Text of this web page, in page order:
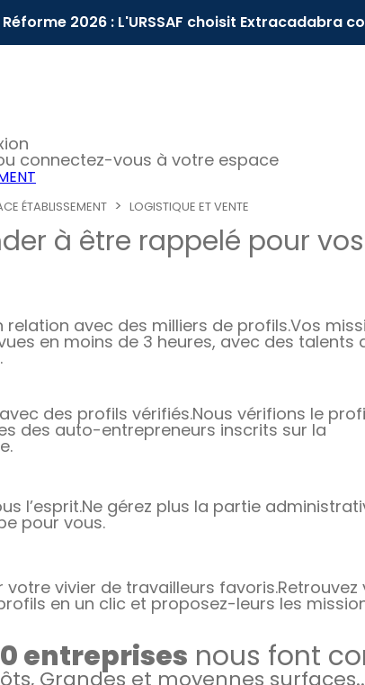
Réforme 2026 : L'URSSAF choisit
connectez-vous à votre espace
ÉTABLISSEMENT LOGISTIQUE ET VENTE
à être rappelé pour
relation avec des milliers de profils.Vos
en moins de 3 heures, avec des talents
des profils vérifiés.Nous vérifions le
des auto-entrepreneurs inscrits sur la
l’esprit.Ne gérez plus la partie
pour vous.
votre vivier de travailleurs favoris.Retrouvez
en un clic et proposez-leurs les
entreprises nous font
Grandes et moyennes